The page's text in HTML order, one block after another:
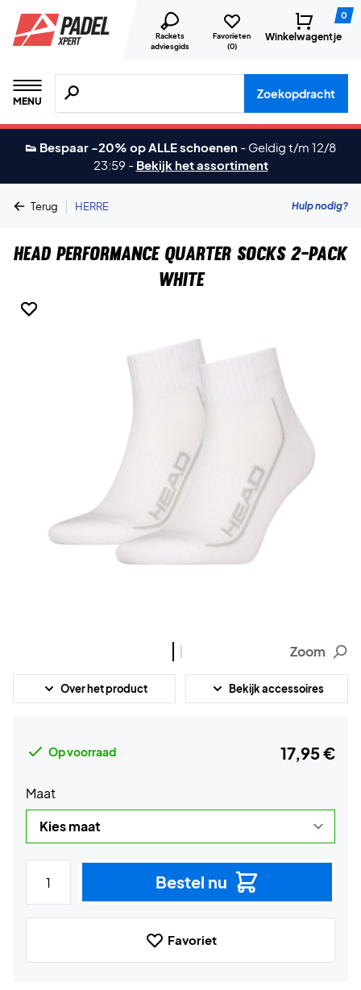
Rackets
adviesgids
Favorieten
(0)
0
Winkelwagentje
MENU
Zoeken naar producten, merken etc.
Zoekopdracht
👟 Bespaar -20% op ALLE schoenen - Geldig t/m 12/8
23:59 - Bekijk het assortiment
Terug | HERRE Hulp nodig?
Head Performance Quarter Socks 2-Pack
White
Zoom
Over het product Bekijk accessoires
Op voorraad 17,95 €
Maat
Bestel nu
Favoriet